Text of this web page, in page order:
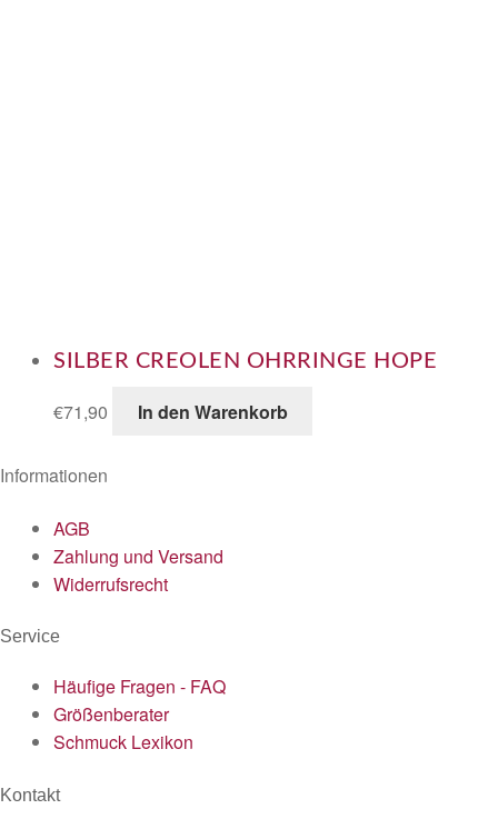
SILBER CREOLEN OHRRINGE HOPE
€71,90 In den Warenkorb
Informationen
AGB
Zahlung und Versand
Widerrufsrecht
Service
Häufige Fragen - FAQ
Größenberater
Schmuck Lexikon
Kontakt